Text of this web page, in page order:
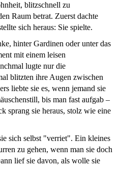
blitzschnell zu
Raum betrat. Zuerst dachte
sich heraus: Sie spielte.
hinter Gardinen oder unter das
mit einem leisen
lugte nur die
blitzten ihre Augen zwischen
liebte sie es, wenn jemand sie
bis man fast aufgab –
sprang sie heraus, stolz wie eine
sich selbst "verriet". Ein kleines
zu gehen, wenn man sie doch
lief sie davon, als wolle sie